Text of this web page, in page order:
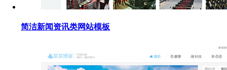
简洁新闻资讯类网站模板